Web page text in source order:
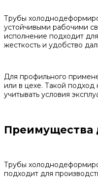
Трубы
устойчивыми рабочими
исполнение подходит
жесткость и удобство
Для профильного
или в цехе. Такой подход
учитывать условия
Преимущества
Трубы
подходит для